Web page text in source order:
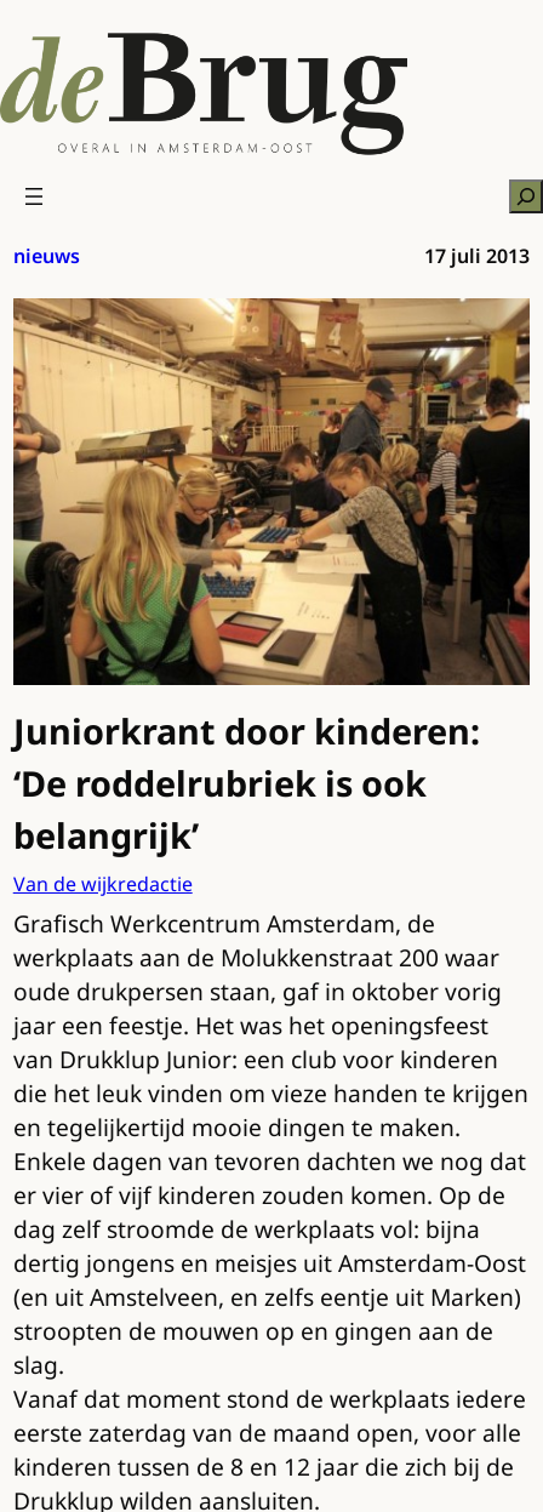
naar
de
inhoud
nieuws 17 juli 2013
Juniorkrant door kinderen:
‘De roddelrubriek is ook
belangrijk’
Van de wijkredactie
Grafisch Werkcentrum Amsterdam, de
werkplaats aan de Molukkenstraat 200 waar
oude drukpersen staan, gaf in oktober vorig
jaar een feestje. Het was het openingsfeest
van Drukklup Junior: een club voor kinderen
die het leuk vinden om vieze handen te krijgen
en tegelijkertijd mooie dingen te maken.
Enkele dagen van tevoren dachten we nog dat
er vier of vijf kinderen zouden komen. Op de
dag zelf stroomde de werkplaats vol: bijna
dertig jongens en meisjes uit Amsterdam-Oost
(en uit Amstelveen, en zelfs eentje uit Marken)
stroopten de mouwen op en gingen aan de
slag.
Vanaf dat moment stond de werkplaats iedere
eerste zaterdag van de maand open, voor alle
kinderen tussen de 8 en 12 jaar die zich bij de
Drukklup wilden aansluiten.